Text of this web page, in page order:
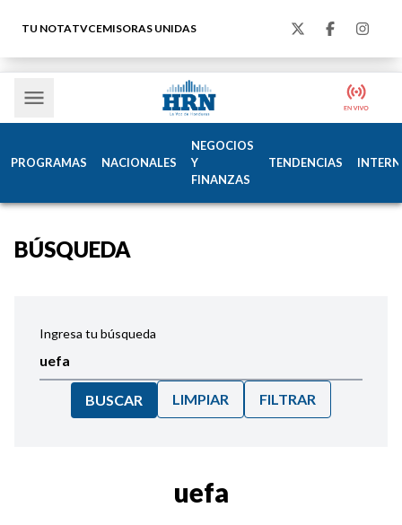
TU NOTATVCEMISORAS UNIDAS
PROGRAMAS NACIONALES
NEGOCIOS
Y
FINANZAS
TENDENCIAS
BÚSQUEDA
Ingresa tu búsqueda
BUSCAR LIMPIAR FILTRAR
uefa